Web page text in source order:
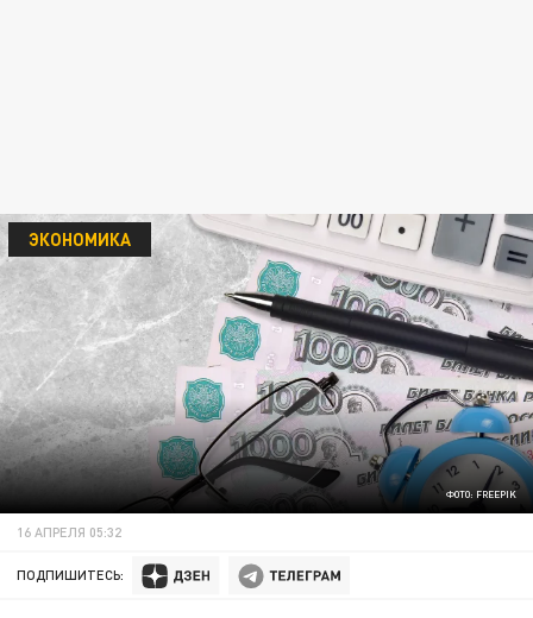
ФОТО: FREEPIK
ЭКОНОМИКА
16 АПРЕЛЯ 05:32
ПОДПИШИТЕСЬ: